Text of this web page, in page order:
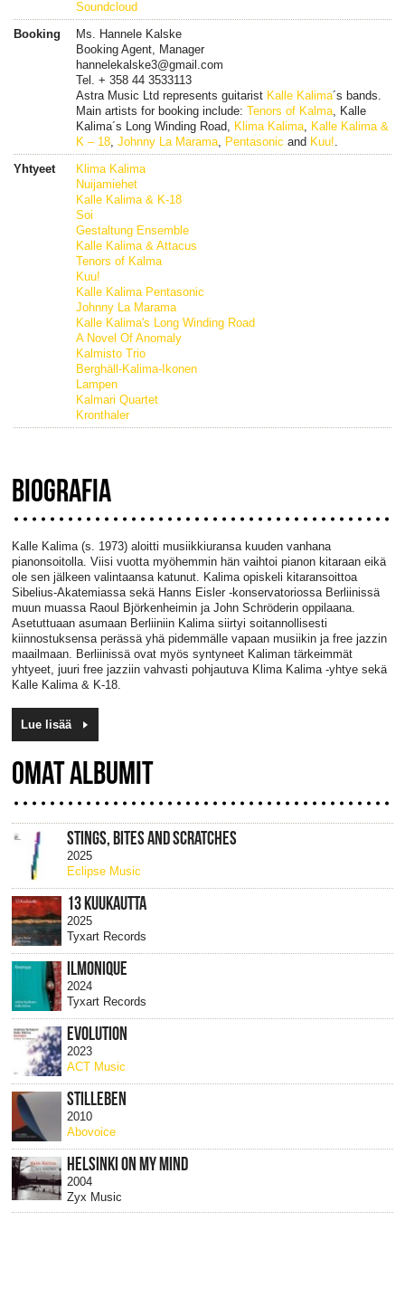
Soundcloud
Booking
Ms. Hannele Kalske
Booking Agent, Manager
hannelekalske3@gmail.com
Tel. + 358 44 3533113
Astra Music Ltd represents guitarist Kalle Kalima´s bands.
Main artists for booking include: Tenors of Kalma, Kalle
Kalima´s Long Winding Road,
Klima Kalima,
Kalle Kalima &
K – 18, Johnny La Marama, Pentasonic and Kuu!
Yhtyeet
Klima Kalima
Nuijamiehet
Kalle Kalima & K-18
Soi
Gestaltung Ensemble
Kalle Kalima & Attacus
Tenors of Kalma
Kuu!
Kalle Kalima Pentasonic
Johnny La Marama
Kalle Kalima's Long Winding Road
A Novel Of Anomaly
Kalmisto Trio
Berghäll-Kalima-Ikonen
Lampen
Kalmari Quartet
Kronthaler
BIOGRAFIA
Kalle Kalima (s. 1973) aloitti musiikkiuransa kuuden vanhana
pianonsoitolla. Viisi vuotta myöhemmin hän vaihtoi pianon kitaraan eikä
ole sen jälkeen valintaansa katunut. Kalima opiskeli kitaransoittoa
Sibelius-Akatemiassa sekä Hanns Eisler -konservatoriossa Berliinissä
muun muassa Raoul Björkenheimin ja John Schröderin oppilaana.
Asetuttuaan asumaan Berliiniin Kalima siirtyi soitannollisesti
kiinnostuksensa perässä yhä pidemmälle vapaan musiikin ja free jazzin
maailmaan. Berliinissä ovat myös syntyneet Kaliman tärkeimmät
yhtyeet, juuri free jazziin vahvasti pohjautuva Klima Kalima -yhtye sekä
Kalle Kalima & K-18.
Lue lisää
OMAT ALBUMIT
STINGS, BITES AND SCRATCHES
2025
Eclipse Music
13 KUUKAUTTA
2025
Tyxart Records
ILMONIQUE
2024
Tyxart Records
EVOLUTION
2023
ACT Music
STILLEBEN
2010
Abovoice
HELSINKI ON MY MIND
2004
Zyx Music